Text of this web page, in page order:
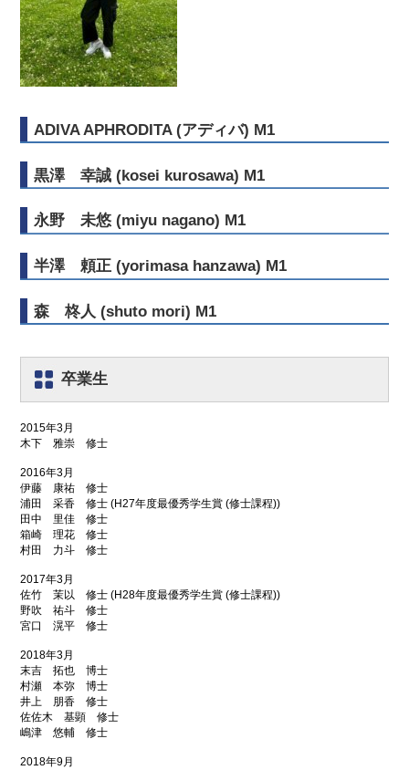
ADIVA APHRODITA (アディバ) M1
黒澤 幸誠 (kosei kurosawa) M1
永野 未悠 (miyu nagano) M1
半澤 頼正 (yorimasa hanzawa) M1
森 柊人 (shuto mori) M1
卒業生
2015年3月
木下 雅崇 修士
2016年3月
伊藤 康祐 修士
浦田 采香 修士 (H27年度最優秀学生賞 (修士課程))
田中 里佳 修士
箱崎 理花 修士
村田 力斗 修士
2017年3月
佐竹 茉以 修士 (H28年度最優秀学生賞 (修士課程))
野吹 祐斗 修士
宮口 滉平 修士
2018年3月
末吉 拓也 博士
村瀬 本弥 博士
井上 朋香 修士
佐佐木 基顕 修士
嶋津 悠輔 修士
2018年9月